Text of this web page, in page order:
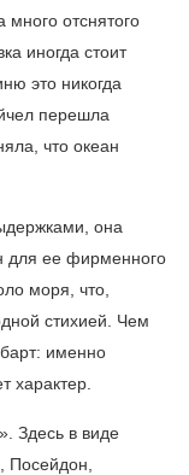
много отснятого
иногда стоит
это никогда
перешла
что океан
она
для ее фирменного
моря, что,
стихией. Чем
именно
характер.
Здесь в виде
Посейдон,